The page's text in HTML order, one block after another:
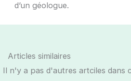
d’un géologue.
Articles similaires
Il n'y a pas d'autres artciles dans